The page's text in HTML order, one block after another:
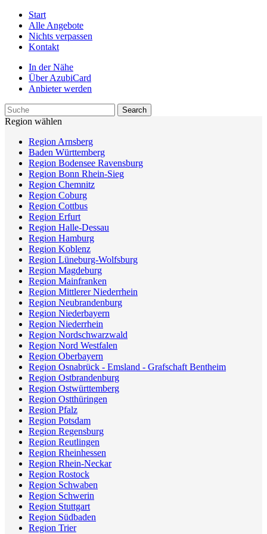
Start
Alle Angebote
Nichts verpassen
Kontakt
In der Nähe
Über AzubiCard
Anbieter werden
Region wählen
Region Arnsberg
Baden Württemberg
Region Bodensee Ravensburg
Region Bonn Rhein-Sieg
Region Chemnitz
Region Coburg
Region Cottbus
Region Erfurt
Region Halle-Dessau
Region Hamburg
Region Koblenz
Region Lüneburg-Wolfsburg
Region Magdeburg
Region Mainfranken
Region Mittlerer Niederrhein
Region Neubrandenburg
Region Niederbayern
Region Niederrhein
Region Nordschwarzwald
Region Nord Westfalen
Region Oberbayern
Region Osnabrück - Emsland - Grafschaft Bentheim
Region Ostbrandenburg
Region Ostwürttemberg
Region Ostthüringen
Region Pfalz
Region Potsdam
Region Regensburg
Region Reutlingen
Region Rheinhessen
Region Rhein-Neckar
Region Rostock
Region Schwaben
Region Schwerin
Region Stuttgart
Region Südbaden
Region Trier